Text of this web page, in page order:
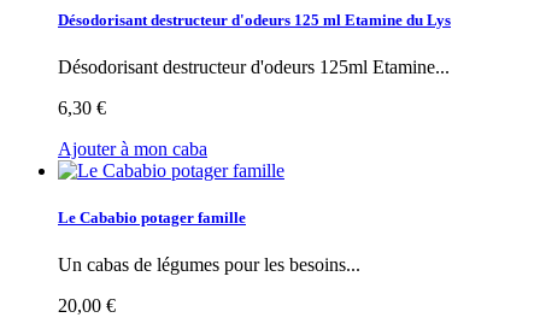
Désodorisant destructeur d'odeurs 125 ml Etamine du Lys
Désodorisant destructeur d'odeurs 125ml Etamine...
6,30 €
Ajouter à mon caba
Le Cababio potager famille
Un cabas de légumes pour les besoins...
20,00 €